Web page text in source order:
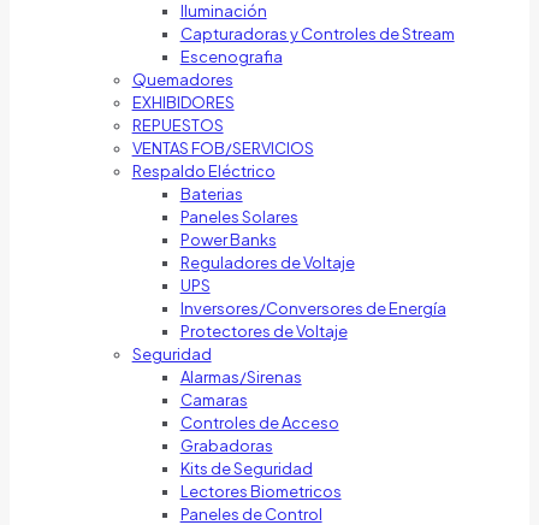
Iluminación
Capturadoras y Controles de Stream
Escenografia
Quemadores
EXHIBIDORES
REPUESTOS
VENTAS FOB/SERVICIOS
Respaldo Eléctrico
Baterias
Paneles Solares
Power Banks
Reguladores de Voltaje
UPS
Inversores/Conversores de Energía
Protectores de Voltaje
Seguridad
Alarmas/Sirenas
Camaras
Controles de Acceso
Grabadoras
Kits de Seguridad
Lectores Biometricos
Paneles de Control